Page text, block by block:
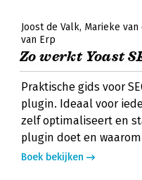
Joost de Valk Marieke van
van Erp
Zo werkt Yoast
Praktische gids voor
plugin. Ideaal voor
zelf optimaliseert en
plugin doet en
Boek bekijken